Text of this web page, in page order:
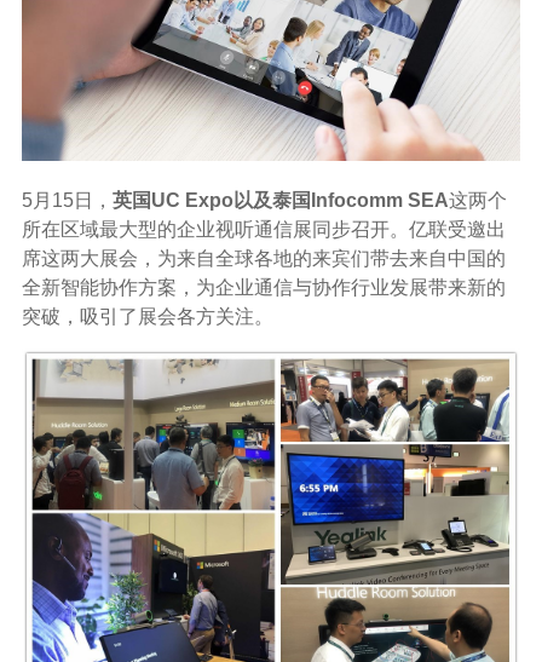
5月15日， 英国UC Expo以及泰国Infocomm SEA这两个
所在区域最大型的企业视听通信展同步召开。亿联受邀出
席这两大展会，为来自全球各地的来宾们带去来自中国的
全新智能协作方案，为企业通信与协作行业发展带来新的
突破，吸引了展会各方关注。